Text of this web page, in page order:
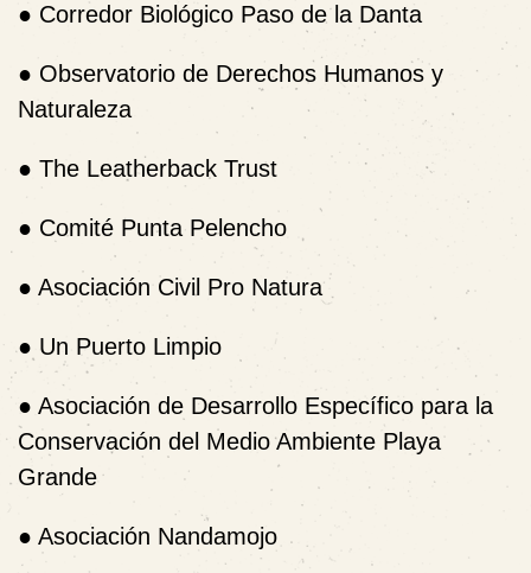
● Corredor Biológico Paso de la Danta
● Observatorio de Derechos Humanos y
Naturaleza
● The Leatherback Trust
● Comité Punta Pelencho
● Asociación Civil Pro Natura
● Un Puerto Limpio
● Asociación de Desarrollo Específico para la
Conservación del Medio Ambiente Playa
Grande
● Asociación Nandamojo